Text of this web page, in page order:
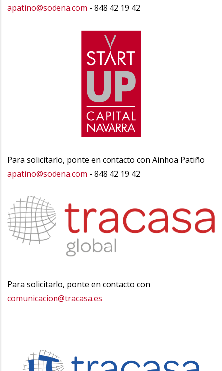
apatino@sodena.com - 848 42 19 42
Para solicitarlo, ponte en contacto con Ainhoa Patiño
apatino@sodena.com - 848 42 19 42
Para solicitarlo, ponte en contacto con
comunicacion@tracasa.es